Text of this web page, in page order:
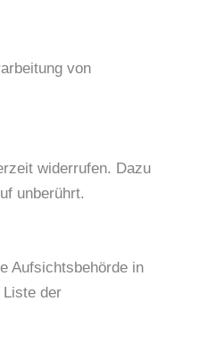
von
widerrufen. Dazu
unberührt.
Aufsichtsbehörde in
Liste der